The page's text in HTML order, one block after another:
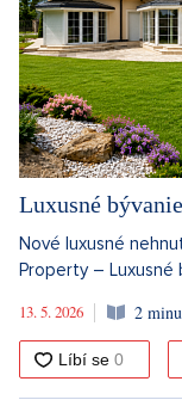
Luxusné
Nové luxusné
Property – Luxusné
13. 5. 2026
2